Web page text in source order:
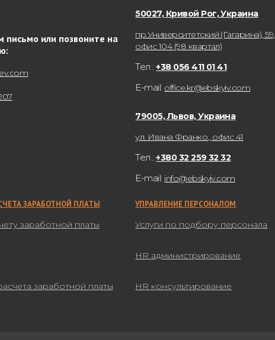
письмо или позвоните на
50027, Кривой Рог, Украина
пр.Университетский (Гагарина), 59,
офис 104 (98 квартал)
Тел.:+38 056 411 01 41
E-mail: office.kr@ebskyiv.com
79005, Львов, Украина
ул. Ивана Франко., офис 41
Тел.:+380 32 259 32 32
E-mail: info@ebskyiv.com
ЗАРАБОТНОЙ ПЛАТЫ
заработной платы
заработной платы
УПРАВЛЕНИЕ ПЕРСОНАЛОМ
Услуги по подбору персонала
HR администрирование
HR консультирование